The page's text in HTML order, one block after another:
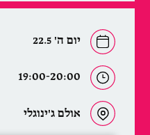
יום ה' 22.5
19:00-20:00
אולם ג'ינוגלי